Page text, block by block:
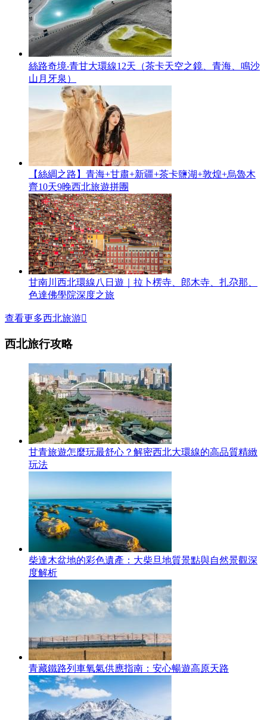
絲路奇境‧青甘大環線12天（茶卡天空之鏡、青海、鳴沙
山月牙泉）
【絲綢之路】青海+甘肅+新疆+茶卡鹽湖+敦煌+烏魯木
齊10天9晚西北旅遊拼團
甘南川西北環線八日遊｜拉卜楞寺、郎木寺、扎尕那、
色達佛學院深度之旅
查看更多西北旅游
西北旅行攻略
甘青旅遊怎麼玩最舒心？解密西北大環線的高品質精緻
玩法
柴達木盆地的彩色遺產：大柴旦地質景點與自然景觀深
度解析
青藏鐵路列車氧氣供應指南：安心暢遊高原天路